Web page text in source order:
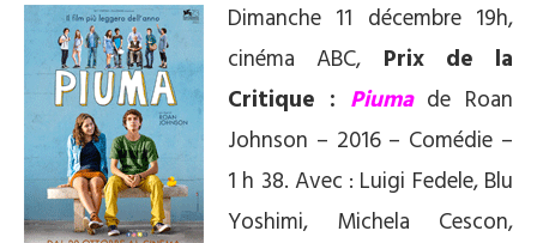
Dimanche 11 décembre 19h,
cinéma ABC, Prix de la
Critique : Piuma de Roan
Johnson – 2016 – Comédie –
1 h 38. Avec : Luigi Fedele, Blu
Yoshimi, Michela Cescon,